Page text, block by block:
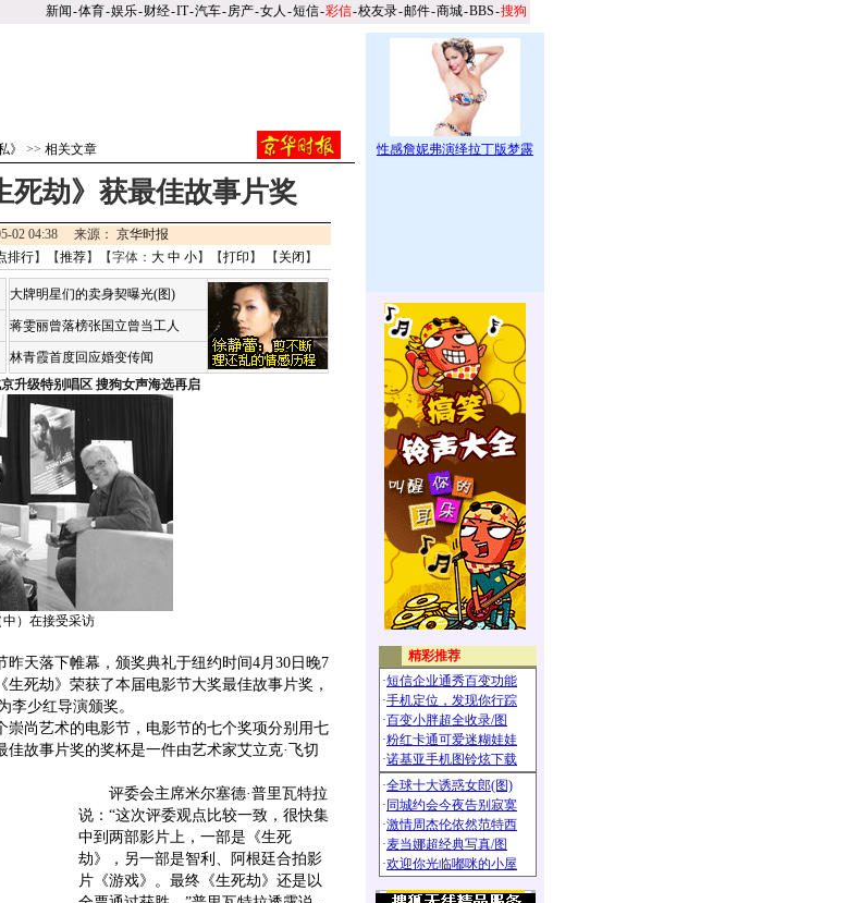
新闻-体育-娱乐-财经-IT-汽车-房产-女人 -短信-彩信-校友录-邮件-商城-BBS-搜狗
》 >> 相关文章
死劫》获最佳故事片奖
02 04:38 来源： 京华时报
排行】【推荐】【字体： 大 中 小】【打印 】 【 关闭 】
大牌明星们的卖身契曝光(图)
蒋雯丽曾落榜张国立曾当工人
林青霞首度回应婚变传闻
升级特别唱区 搜狗女声海选再启
中）在接受采访
天落下帷幕，颁奖典礼于纽约时间4月30日晚7
生死劫》荣获了本届电影节大奖最佳故事片奖，
李少红导演颁奖。
尚艺术的电影节，电影节的七个奖项分别用七
故事片奖的奖杯是一件由艺术家艾立克·飞切
评委会主席米尔塞德·普里瓦特拉
说：“这次评委观点比较一致，很快集
中到两部影片上，一部是《生死
劫》，另一部是智利、阿根廷合拍影
片《游戏》。最终《生死劫》还是以